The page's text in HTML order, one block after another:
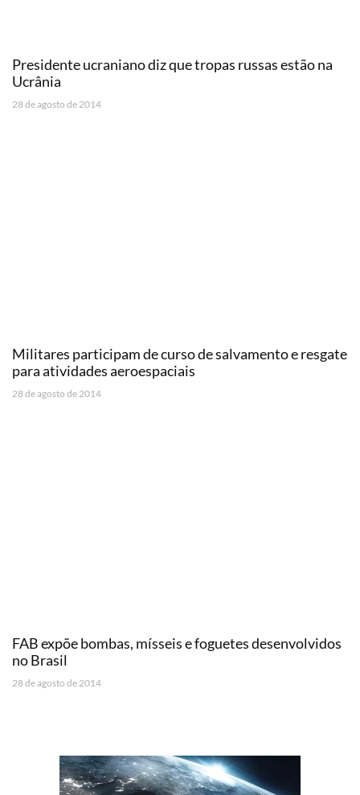
Presidente ucraniano diz que tropas russas estão na
Ucrânia
28 de agosto de 2014
Militares participam de curso de salvamento e resgate
para atividades aeroespaciais
28 de agosto de 2014
FAB expõe bombas, mísseis e foguetes desenvolvidos
no Brasil
28 de agosto de 2014